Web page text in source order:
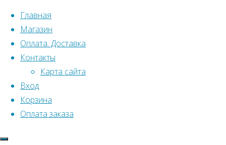
Перейти к содержимому
Главная
Магазин
Оплата. Доставка
Контакты
Карта сайта
Вход
Корзина
Оплата заказа
Что искать: